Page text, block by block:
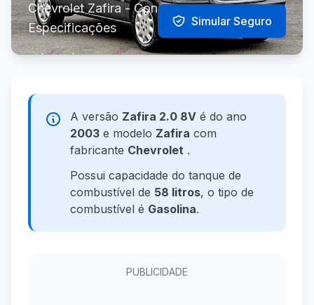
Chevrolet Zafira - Consumo e
Especificações
Simular Seguro
A versão Zafira 2.0 8V é do ano
2003 e modelo Zafira com
fabricante Chevrolet .
Possui capacidade do tanque de
combustível de 58 litros, o tipo de
combustível é Gasolina.
PUBLICIDADE